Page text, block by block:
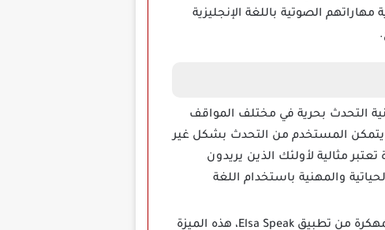
الصوتية باللغة الإنجليزية
التحدث بحرية في مختلف المواقف
يتمكن المستخدم من التحدث بشكل غير
مثالية لأولئك الذين يريدون
والمهنية باستخدام اللغة
تعتبر ميزة تحليل النطق التفصيلي من الخصائص التي تميز النسخة المهكرة من تطبيق Elsa Speak، هذه الميزة